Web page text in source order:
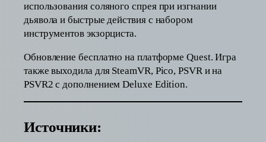
использования соляного спрея при изгнании
дьявола и быстрые действия с набором
инструментов экзорциста.
Обновление бесплатно на платформе Quest. Игра
также выходила для SteamVR, Pico, PSVR и на
PSVR2 с дополнением Deluxe Edition.
Источники: